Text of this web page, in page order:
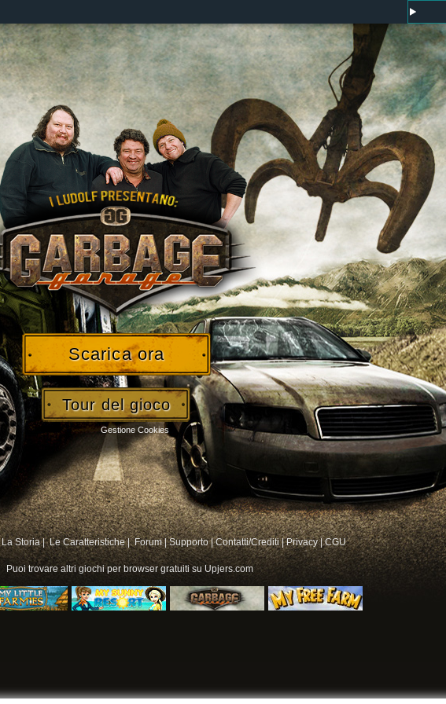
Scarica ora
Tour del gioco
La Storia | Le Caratteristiche | Forum|Supporto|Contatti/Crediti|Privacy|CGU
Puoi trovare altrigiochi per browser gratuiti su Upjers.com
Gestione Cookies